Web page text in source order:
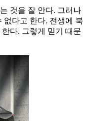
것을 잘 안다. 그러나
없다고 한다. 전생에 북
다. 그렇게 믿기 때문